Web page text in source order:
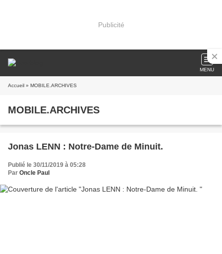
Publicité
MENU
Accueil » MOBILE.ARCHIVES
MOBILE.ARCHIVES
Jonas LENN : Notre-Dame de Minuit.
Publié le 30/11/2019 à 05:28
Par Oncle Paul